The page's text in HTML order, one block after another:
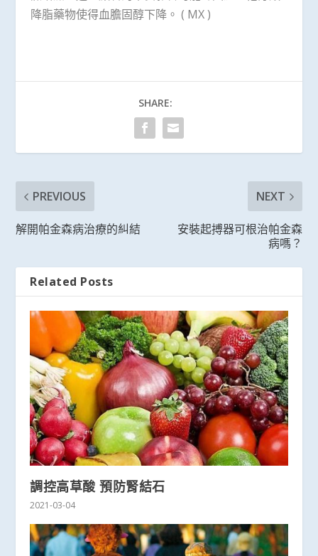
降脂藥物使得血膽固醇下降。 ( MX )
SHARE:
PREVIOUS
解開帕金森病治療的糾結
NEXT
安裝起搏器可根治帕金森
病嗎？
Related Posts
調控高草酸 預防腎結石
2021-03-04